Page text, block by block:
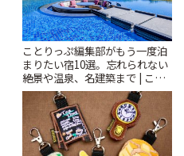
ことりっぷ編集部がもう一度泊
まりたい宿10選。忘れられない
絶景や温泉、名建築まで | こと
りっぷ